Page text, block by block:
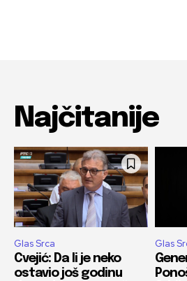
Najčitanije
Glas Srca
Cvejić: Da li je neko
ostavio još godinu
Glas